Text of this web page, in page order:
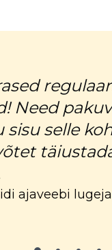
Need
sisu selle
ajaveebi lugeja